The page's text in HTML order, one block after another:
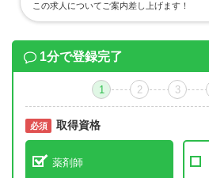
この求人についてご案内差し上げます！
1分で登録完了
1 2 3
必須 取得資格
薬剤師